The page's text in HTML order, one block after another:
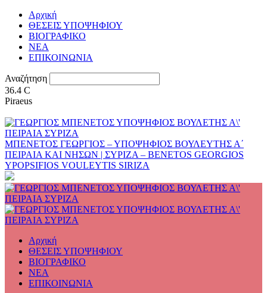
Αρχική
ΘΕΣΕΙΣ ΥΠΟΨΗΦΙΟΥ
ΒΙΟΓΡΑΦΙΚΟ
ΝΕΑ
ΕΠΙΚΟΙΝΩΝΙΑ
Αναζήτηση
36.4 C
Piraeus
ΜΠΕΝΕΤΟΣ ΓΕΩΡΓΙΟΣ – ΥΠΟΨΗΦΙΟΣ ΒΟΥΛΕΥΤΗΣ Α΄
ΠΕΙΡΑΙΑ ΚΑΙ ΝΗΣΩΝ | ΣΥΡΙΖΑ – BENETOS GEORGIOS
YPOPSIFIOS VOULEYTIS SIRIZA
Αρχική
ΘΕΣΕΙΣ ΥΠΟΨΗΦΙΟΥ
ΒΙΟΓΡΑΦΙΚΟ
ΝΕΑ
ΕΠΙΚΟΙΝΩΝΙΑ